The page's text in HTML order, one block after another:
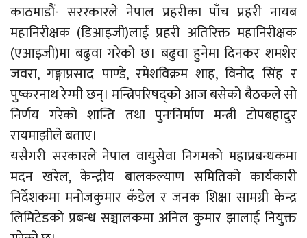
काठमाडौं- सररकारले नेपाल प्रहरीका पाँच प्रहरी नायब
महानिरीक्षक (डिआइजी)लाई प्रहरी अतिरिक्त महानिरीक्षक
(एआइजी)मा बढुवा गरेको छ। बढुवा हुनेमा दिनकर शमशेर
जवरा, गङ्गाप्रसाद पाण्डे, रमेशविक्रम शाह, विनोद सिंह र
पुष्करनाथ रेग्मी छन्। मन्त्रिपरिषद्को आज बसेको बैठकले सो
निर्णय गरेको शान्ति तथा पुनःनिर्माण मन्त्री टोपबहादुर
रायमाझीले बताए।
यसैगरी सरकारले नेपाल वायुसेवा निगमको महाप्रबन्धकमा
मदन खरेल, केन्द्रीय बालकल्याण समितिको कार्यकारी
निर्देशकमा मनोजकुमार कँडेल र जनक शिक्षा सामग्री केन्द्र
लिमिटेडको प्रबन्ध सञ्चालकमा अनिल कुमार झालाई नियुक्त